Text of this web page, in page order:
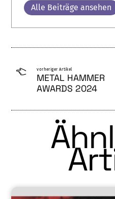
Alle Beiträge ansehen
vorheriger Artikel
METAL HAMMER
AWARDS 2024